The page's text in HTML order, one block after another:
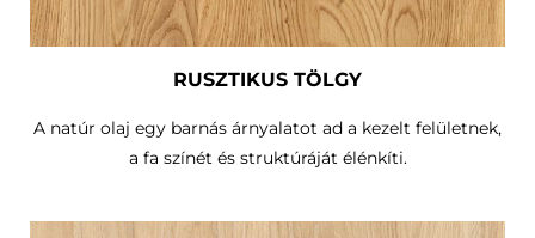
RUSZTIKUS TÖLGY
A natúr olaj egy barnás árnyalatot ad a kezelt felületnek,
a fa színét és struktúráját élénkíti.